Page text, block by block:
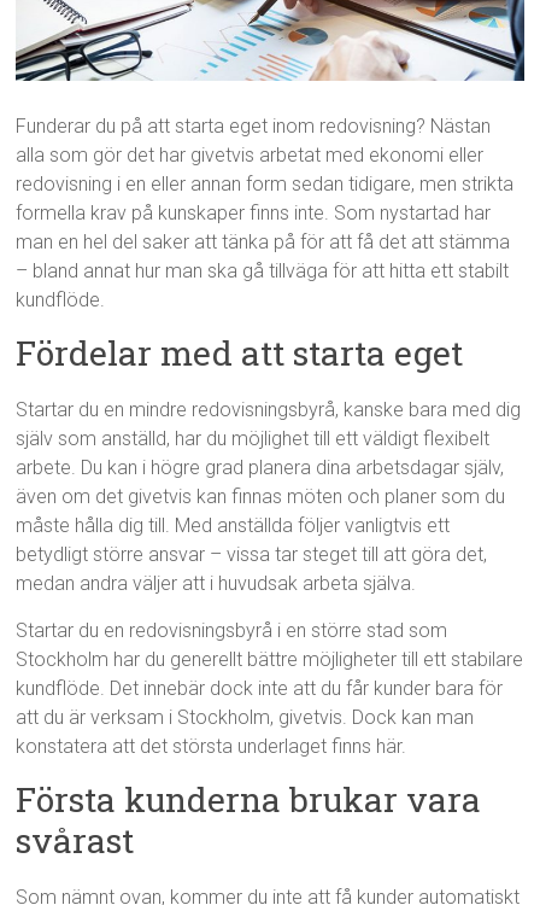
Funderar du på att starta eget inom redovisning? Nästan
alla som gör det har givetvis arbetat med ekonomi eller
redovisning i en eller annan form sedan tidigare, men strikta
formella krav på kunskaper finns inte. Som nystartad har
man en hel del saker att tänka på för att få det att stämma
– bland annat hur man ska gå tillväga för att hitta ett stabilt
kundflöde.
Fördelar med att starta eget
Startar du en mindre redovisningsbyrå, kanske bara med dig
själv som anställd, har du möjlighet till ett väldigt flexibelt
arbete. Du kan i högre grad planera dina arbetsdagar själv,
även om det givetvis kan finnas möten och planer som du
måste hålla dig till. Med anställda följer vanligtvis ett
betydligt större ansvar – vissa tar steget till att göra det,
medan andra väljer att i huvudsak arbeta själva.
Startar du en redovisningsbyrå i en större stad som
Stockholm har du generellt bättre möjligheter till ett stabilare
kundflöde. Det innebär dock inte att du får kunder bara för
att du är verksam i Stockholm, givetvis. Dock kan man
konstatera att det största underlaget finns här.
Första kunderna brukar vara
svårast
Som nämnt ovan, kommer du inte att få kunder automatiskt